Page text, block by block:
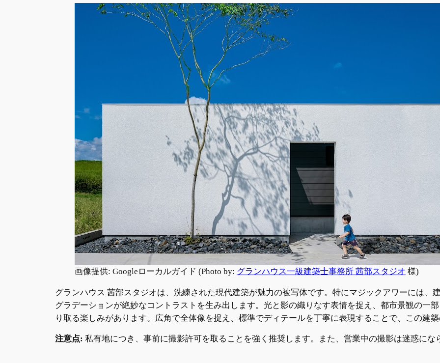
画像提供: Googleローカルガイド (Photo by: グランハウス一級建築士事務所 茜部スタジオ 様)
グランハウス 茜部スタジオは、洗練された現代建築が魅力の被写体です。特にマジックアワーには、
グラデーションが絶妙なコントラストを生み出します。光と影の織りなす表情を捉え、都市景観の一
り取る楽しみがあります。広角で全体像を捉え、標準でディテールを丁寧に表現することで、この建
注意点: 私有地につき、事前に撮影許可を取ることを強く推奨します。また、営業中の撮影は迷惑にな